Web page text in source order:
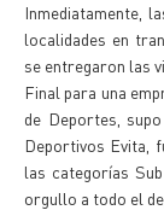
Inmediatamente,
localidades en
se entregaron las
Final para una
de Deportes,
Deportivos Evita,
las categorías
orgullo a todo el